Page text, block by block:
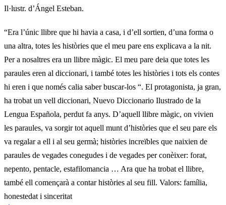
Il·lustr. d’Ángel Esteban.
“Era l’únic llibre que hi havia a casa, i d’ell sortien, d’una forma o
una altra, totes les històries que el meu pare ens explicava a la nit.
Per a nosaltres era un llibre màgic. El meu pare deia que totes les
paraules eren al diccionari, i també totes les històries i tots els contes
hi eren i que només calia saber buscar-los “. El protagonista, ja gran,
ha trobat un vell diccionari, Nuevo Diccionario Ilustrado de la
Lengua Española, perdut fa anys. D’aquell llibre màgic, on vivien
les paraules, va sorgir tot aquell munt d’històries que el seu pare els
va regalar a ell i al seu germà; històries increïbles que naixien de
paraules de vegades conegudes i de vegades per conèixer: forat,
nepento, pentacle, estafilomancia … Ara que ha trobat el llibre,
també ell començarà a contar històries al seu fill. Valors: família,
honestedat i sinceritat